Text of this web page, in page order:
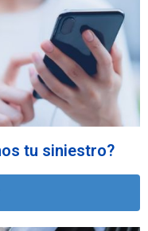
tu siniestro?